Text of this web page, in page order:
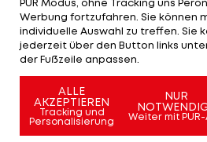
Werbung fortzufahren. Sie können
individuelle Auswahl zu treffen. Sie
jederzeit über den Button links
der Fußzeile anpassen.
ALLE
AKZEPTIEREN
Tracking und
Personalisierung
NUR
Weiter mit